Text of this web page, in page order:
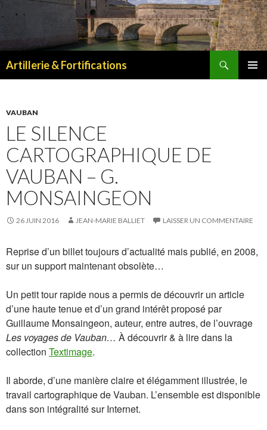
Artillerie & Fortifications
VAUBAN
LE SILENCE
CARTOGRAPHIQUE DE
VAUBAN – G.
MONSAINGEON
26 JUIN 2016 JEAN-MARIE BALLIET LAISSER UN COMMENTAIRE
Reprise d’un billet toujours d’actualité mais publié, en 2008,
sur un support maintenant obsolète…
Un petit tour rapide nous a permis de découvrir un article
d’une haute tenue et d’un grand intérêt proposé par
Guillaume Monsaingeon, auteur, entre autres, de l’ouvrage
Les voyages de Vauban… À découvrir & à lire dans la
collection Textimage.
Il aborde, d’une manière claire et élégamment illustrée, le
travail cartographique de Vauban. L’ensemble est disponible
dans son intégralité sur Internet.